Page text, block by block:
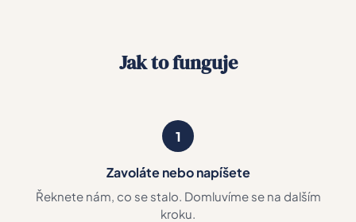
Jak to funguje
1
Zavoláte nebo napíšete
Řeknete nám, co se stalo. Domluvíme se na dalším
kroku.